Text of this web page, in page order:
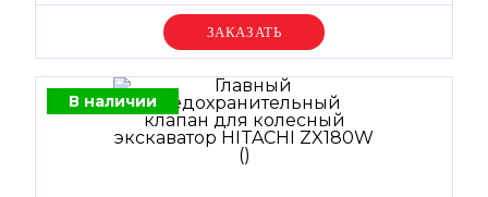
Уточняйте цену
В наличии